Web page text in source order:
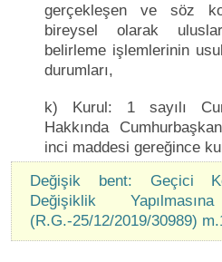
gerçekleşen ve söz
bireysel olarak
belirleme işlemlerinin
durumları,
k) Kurul: 1 sayılı
Hakkında
inci maddesi gereğince
Değişik bent: Geçici
Değişiklik
(R.G.-25/12/2019/30989)